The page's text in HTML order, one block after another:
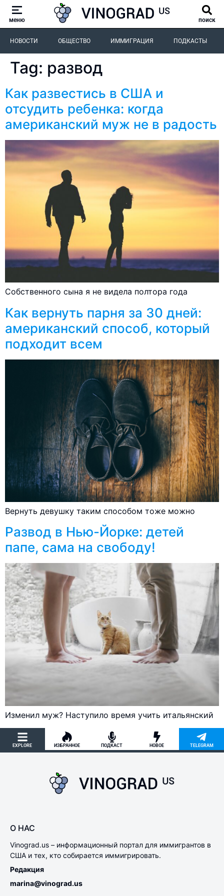
меню поиск
НОВОСТИ ОБЩЕСТВО ИММИГРАЦИЯ ПОДКАСТЫ
Tag: развод
Как развестись в США и
отсудить ребенка: когда
американский муж не в радость
Собственного сына я не видела полтора года
Как вернуть парня за 30 дней:
американский способ, который
подходит всем
Вернуть девушку таким способом тоже можно
Развод в Нью-Йорке: детей
папе, сама на свободу!
Изменил муж? Наступило время учить итальянский
EXPLORE ИЗБРАННОЕ ПОДКАСТ НОВОЕ TELEGRAM
О НАС
Vinograd.us – информационный портал для иммигрантов в
США и тех, кто собирается иммигрировать.
Редакция
marina@vinograd.us